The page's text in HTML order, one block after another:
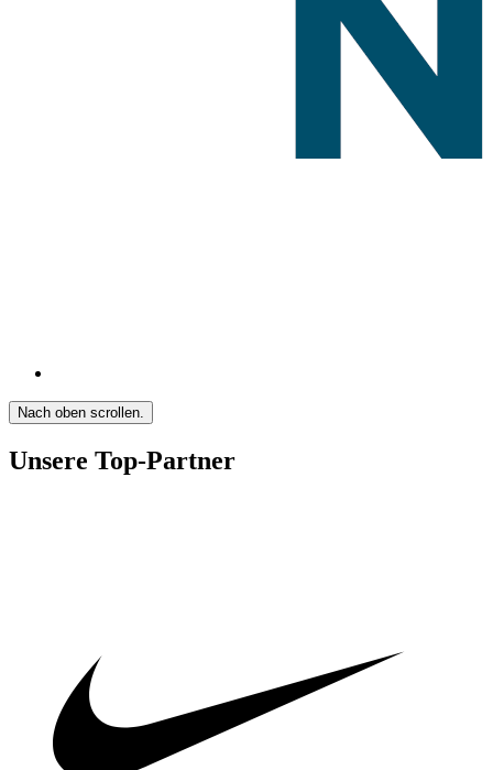
Nach oben scrollen.
Unsere Top-Partner